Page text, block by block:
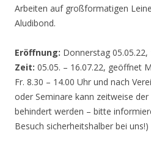
Arbeiten auf großformatigen
Aludibond.
Eröffnung: Donnerstag 05.05.22,
Zeit: 05.05. – 16.07.22, geöffnet
Fr. 8.30 – 14.00 Uhr und nach
oder Seminare kann zeitweise
behindert werden – bitte
Besuch sicherheitshalber bei uns!)